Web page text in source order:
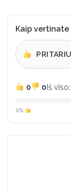
Kaip vertinate
PRITARIU
0 0Iš
0%